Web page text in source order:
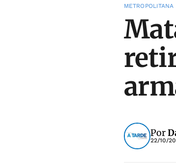
METROPOLITANA
Por
22/10/